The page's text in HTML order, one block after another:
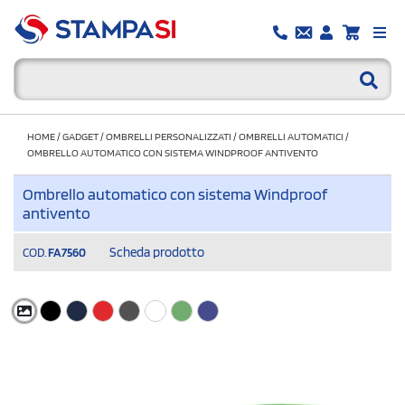
HOME/GADGET/OMBRELLI PERSONALIZZATI /OMBRELLI AUTOMATICI /
OMBRELLO AUTOMATICO CON SISTEMA WINDPROOF ANTIVENTO
Ombrello automatico con sistema Windproof
antivento
COD. FA7560 Scheda prodotto